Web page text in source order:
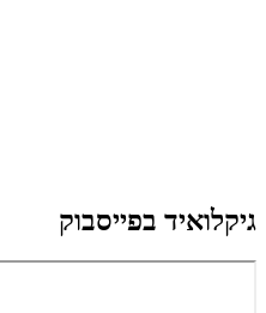
גיקלואיד בפייסבוק